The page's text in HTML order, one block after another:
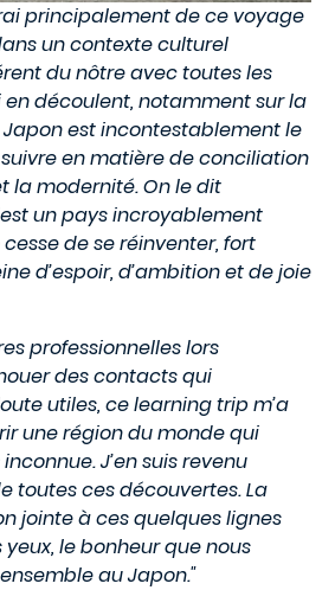
principalement de ce voyage
un contexte culturel
du nôtre avec toutes les
découlent, notamment sur la
Japon est incontestablement le
en matière de conciliation
la modernité. On le dit
un pays incroyablement
de se réinventer, fort
d’espoir, d’ambition et de joie
professionnelles lors
des contacts qui
utiles, ce learning trip m’a
une région du monde qui
J’en suis revenu
toutes ces découvertes. La
jointe à ces quelques lignes
le bonheur que nous
au Japon."